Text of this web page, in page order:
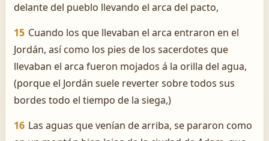
delante del pueblo llevando el arca del pacto,
15 Cuando los que llevaban el arca entraron en el
Jordán, así como los pies de los sacerdotes que
llevaban el arca fueron mojados á la orilla del agua,
(porque el Jordán suele reverter sobre todos sus
bordes todo el tiempo de la siega,)
16 Las aguas que venían de arriba, se pararon como